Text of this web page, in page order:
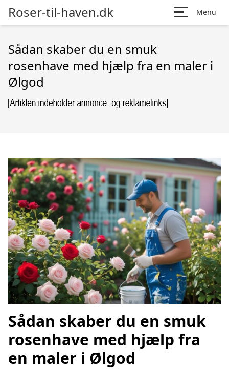
Roser-til-haven.dk Menu
Sådan skaber du en smuk
rosenhave med hjælp fra en maler i
Ølgod
Sådan skaber du en smuk
rosenhave med hjælp fra
en maler i Ølgod